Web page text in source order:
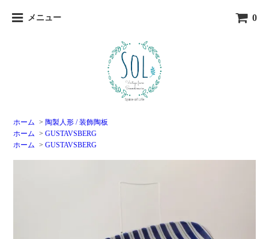
メニュー 0
ホーム >陶製人形 / 装飾陶板
ホーム >GUSTAVSBERG
ホーム >GUSTAVSBERG